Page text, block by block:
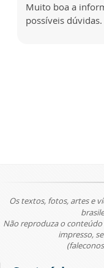
Muito boa a
possíveis dúvidas.
Os textos, fotos, artes e
Não reproduza o
impresso,